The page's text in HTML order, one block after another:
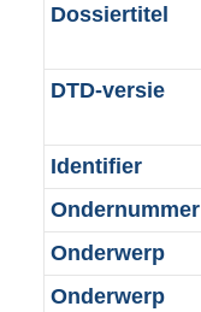
r
m
a
t
o
r
a
a
t
f
o
m
a
a
t
Dossiertitel
DTD-versie
Identifier
Ondernummer
Onderwerp
Onderwerp